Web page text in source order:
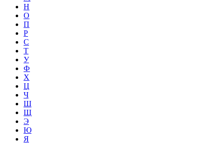
Н
О
П
Р
С
Т
У
Ф
Х
Ц
Ч
Ш
Щ
Э
Ю
Я